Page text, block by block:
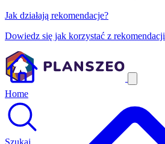
Jak działają rekomendacje?
Dowiedz się jak korzystać z rekomendacji
Home
Szukaj